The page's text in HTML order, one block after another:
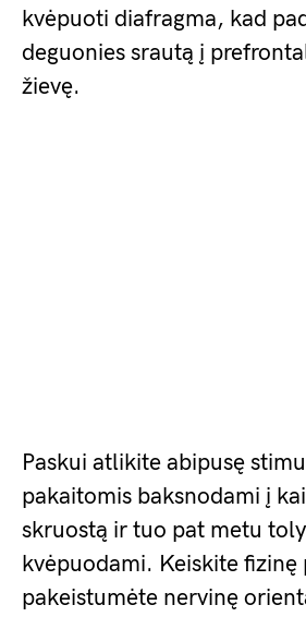
kvėpuoti diafragma, kad
deguonies srautą į
žievę.
Paskui atlikite abipusę
pakaitomis baksnodami į
skruostą ir tuo pat metu
kvėpuodami. Keiskite fizinę
pakeistumėte nervinę